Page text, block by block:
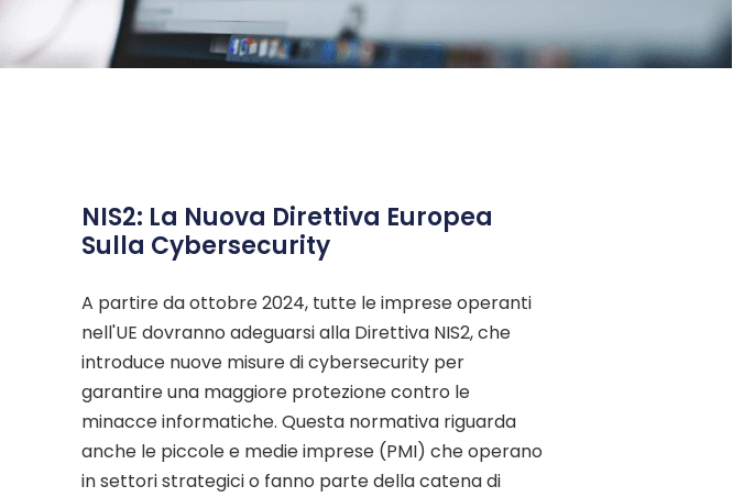
NIS2: La Nuova Direttiva Europea
Sulla Cybersecurity
A partire da ottobre 2024, tutte le imprese operanti
nell'UE dovranno adeguarsi alla Direttiva NIS2, che
introduce nuove misure di cybersecurity per
garantire una maggiore protezione contro le
minacce informatiche. Questa normativa riguarda
anche le piccole e medie imprese (PMI) che operano
in settori strategici o fanno parte della catena di